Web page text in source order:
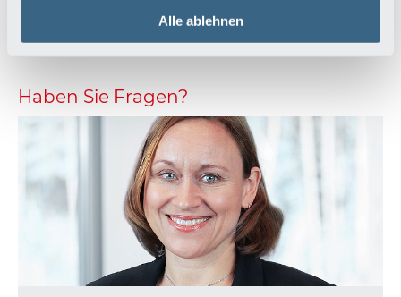
Alle ablehnen
Zurück zur Übersicht
Haben Sie Fragen?